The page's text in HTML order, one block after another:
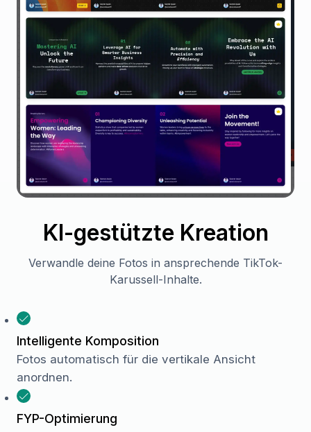
KI-gestützte Kreation
Verwandle deine Fotos in ansprechende TikTok-
Karussell-Inhalte.
Intelligente Komposition
Fotos automatisch für die vertikale Ansicht
anordnen.
FYP-Optimierung